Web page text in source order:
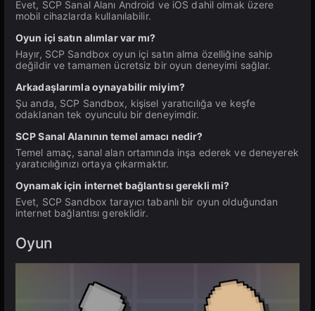
Evet, SCP Sanal Alanı Android ve iOS dahil olmak üzere
mobil cihazlarda kullanılabilir.
Oyun içi satın alımlar var mı?
Hayır, SCP Sandbox oyun içi satın alma özelliğine sahip
değildir ve tamamen ücretsiz bir oyun deneyimi sağlar.
Arkadaşlarımla oynayabilir miyim?
Şu anda, SCP Sandbox, kişisel yaratıcılığa ve keşfe
odaklanan tek oyunculu bir deneyimdir.
SCP Sanal Alanının temel amacı nedir?
Temel amaç, sanal alan ortamında inşa ederek ve deneyerek
yaratıcılığınızı ortaya çıkarmaktır.
Oynamak için internet bağlantısı gerekli mi?
Evet, SCP Sandbox tarayıcı tabanlı bir oyun olduğundan
internet bağlantısı gereklidir.
Oyun